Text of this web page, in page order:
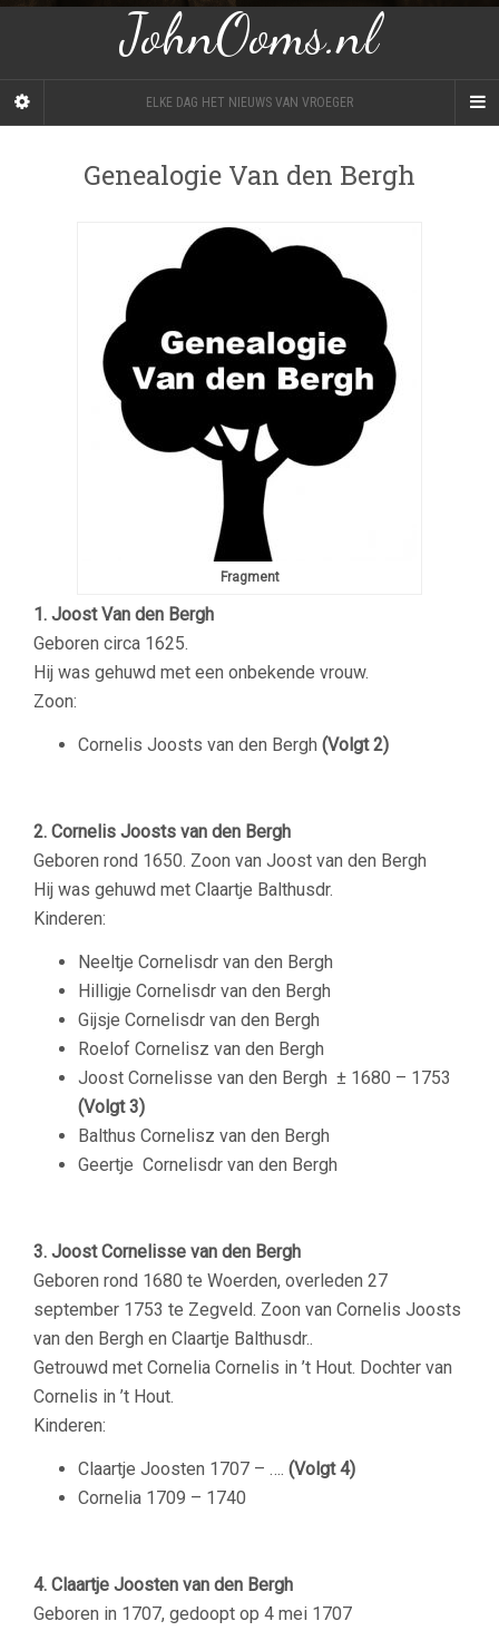
JohnOoms.nl
ELKE DAG HET NIEUWS VAN VROEGER
Genealogie Van den Bergh
Fragment
1. Joost Van den Bergh
Geboren circa 1625.
Hij was gehuwd met een onbekende vrouw.
Zoon:
Cornelis Joosts van den Bergh (Volgt 2)
2. Cornelis Joosts van den Bergh
Geboren rond 1650. Zoon van Joost van den Bergh
Hij was gehuwd met Claartje Balthusdr.
Kinderen:
Neeltje Cornelisdr van den Bergh
Hilligje Cornelisdr van den Bergh
Gijsje Cornelisdr van den Bergh
Roelof Cornelisz van den Bergh
Joost Cornelisse van den Bergh ± 1680 – 1753
(Volgt 3)
Balthus Cornelisz van den Bergh
Geertje Cornelisdr van den Bergh
3. Joost Cornelisse van den Bergh
Geboren rond 1680 te Woerden, overleden 27
september 1753 te Zegveld. Zoon van Cornelis Joosts
van den Bergh en Claartje Balthusdr..
Getrouwd met Cornelia Cornelis in ’t Hout. Dochter van
Cornelis in ’t Hout.
Kinderen:
Claartje Joosten 1707 – …. (Volgt 4)
Cornelia 1709 – 1740
4. Claartje Joosten van den Bergh
Geboren in 1707, gedoopt op 4 mei 1707